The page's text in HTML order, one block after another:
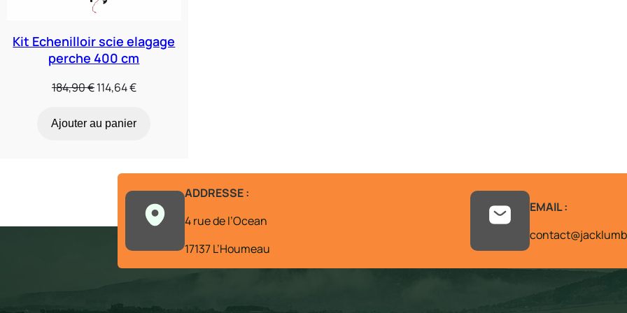
Kit Echenilloir scie elagage
perche 400 cm
184,90€Le
initial
114,64€Le
actuel
Ajouter au panier
ADDRESSE :
4 rue de l’Ocean
17137 L’Houmeau
EMAIL :